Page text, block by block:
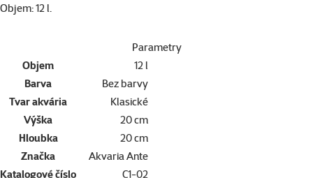
Objem: 12 l.
Parametry
Objem
12 l
Barva
Bez barvy
Tvar akvária
Klasické
Výška
20 cm
Hloubka
20 cm
Značka
Akvaria Ante
Katalogové číslo
C1-02